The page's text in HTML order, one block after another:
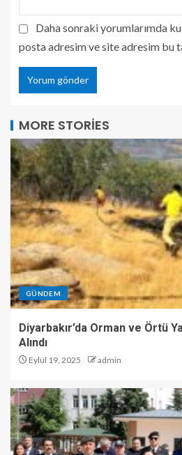
Daha sonraki yorumlarımda
posta adresim ve site adresim bu
MORE STORIES
GÜNDEM
Diyarbakır’da Orman ve Örtü
Alındı
Eylül 19, 2025 admin